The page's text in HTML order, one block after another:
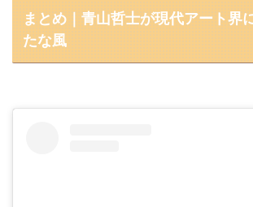
まとめ｜青山哲士が現代アート界
たな風